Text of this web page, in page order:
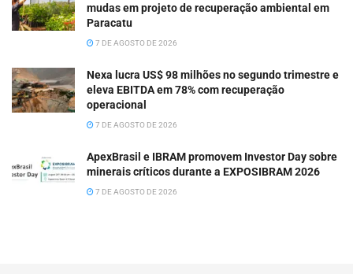
mudas em projeto de recuperação ambiental em
Paracatu
7 DE AGOSTO DE 2026
Nexa lucra US$ 98 milhões no segundo trimestre e
eleva EBITDA em 78% com recuperação
operacional
7 DE AGOSTO DE 2026
ApexBrasil e IBRAM promovem Investor Day sobre
minerais críticos durante a EXPOSIBRAM 2026
7 DE AGOSTO DE 2026